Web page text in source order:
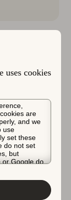
uses cookies
are
and we
use
set these
do not set
but
or Google do.
the
るすべての
ていることを
Adsデー
。質問をする
な情報
ラストラクチ
イバシー法に
れたアカウン